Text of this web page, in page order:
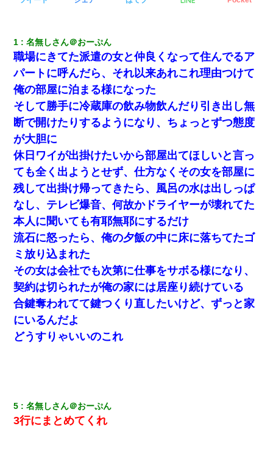
1 名無しさん＠おーぷん
職場にきてた派遣の女と仲良くなって住んでるア
パートに呼んだら、それ以来あれこれ理由つけて
俺の部屋に泊まる様になった
そして勝手に冷蔵庫の飲み物飲んだり引き出し無
断で開けたりするようになり、ちょっとずつ態度
が大胆に
休日ワイが出掛けたいから部屋出てほしいと言っ
ても全く出ようとせず、仕方なくその女を部屋に
残して出掛け帰ってきたら、風呂の水は出しっぱ
なし、テレビ爆音、何故かドライヤーが壊れてた
本人に聞いても有耶無耶にするだけ
流石に怒ったら、俺の夕飯の中に床に落ちてたゴ
ミ放り込まれた
その女は会社でも次第に仕事をサボる様になり、
契約は切られたが俺の家には居座り続けている
合鍵奪われてて鍵つくり直したいけど、ずっと家
にいるんだよ
どうすりゃいいのこれ
5 名無しさん＠おーぷん
3行にまとめてくれ